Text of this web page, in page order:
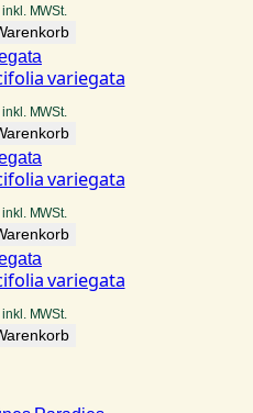
inkl. MWSt.
variegata
inkl. MWSt.
variegata
inkl. MWSt.
variegata
inkl. MWSt.